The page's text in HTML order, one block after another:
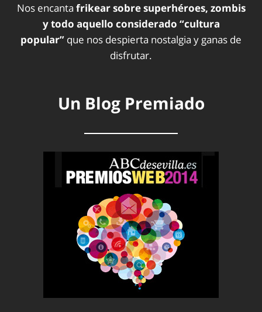
Nos encanta frikear sobre superhéroes, zombis
y todo aquello considerado “cultura
popular” que nos despierta nostalgia y ganas de
disfrutar.
Un Blog Premiado